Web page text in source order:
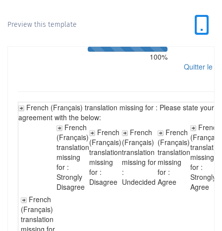
Preview this template